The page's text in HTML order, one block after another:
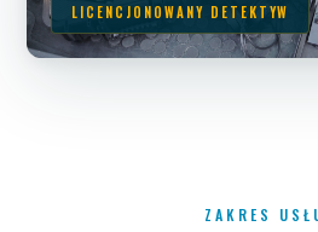
LICENCJONOWANY DETEKTYW
ZAKRES